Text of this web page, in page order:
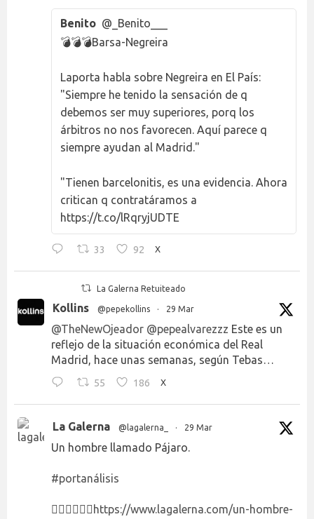
Benito @_Benito___
💣💣💣Barsa-Negreira
Laporta habla sobre Negreira en El País:
"Siempre he tenido la sensación de q
debemos ser muy superiores, porq los
árbitros no nos favorecen. Aquí parece q
siempre ayudan al Madrid."
"Tienen barcelonitis, es una evidencia. Ahora
critican q contratáramos a
https://t.co/lRqryjUDTE
33 92 X
La Galerna Retuiteado
Kollins @pepekollins · 29 Mar
@TheNewOjeador @pepealvarezzz Este es un
reflejo de la situación económica del Real
Madrid, hace unas semanas, según Tebas…
55 186 X
La Galerna @lagalerna_ · 29 Mar
Un hombre llamado Pájaro.
#portanálisis
👉🏻👉🏻👉🏻 https://www.lagalerna.com/un-hombre-